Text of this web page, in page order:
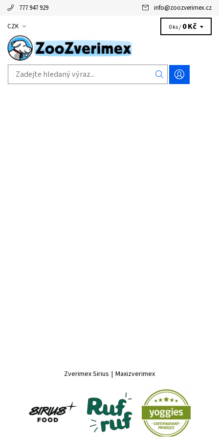
777 947 929 info@zoozverimex.cz
CZK 0 ks / 0 Kč
Zverimex Sirius | Maxizverimex